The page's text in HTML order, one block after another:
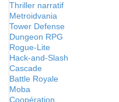
Thriller narratif
Metroidvania
Tower Defense
Dungeon RPG
Rogue-Lite
Hack-and-Slash
Cascade
Battle Royale
Moba
Coopération